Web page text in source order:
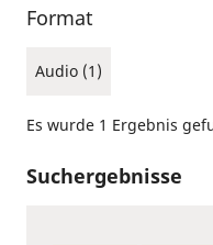
Format
Audio (1)
Es wurde 1 Ergebnis
Suchergebnisse